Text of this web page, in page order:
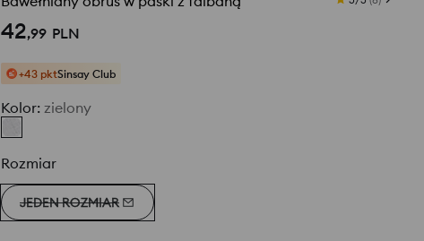
42,99 PLN
+43 pktSinsay Club
Kolor: zielony
Rozmiar
JEDEN ROZMIAR